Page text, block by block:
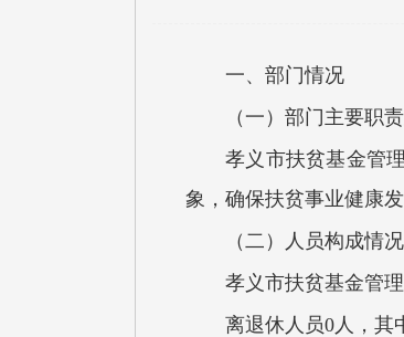
一、部门情况
（一）部门主要职
孝义市扶贫基金管
象，确保扶贫事业健康发
（二）人员构成情况
孝义市扶贫基金管
离退休人员0人，其